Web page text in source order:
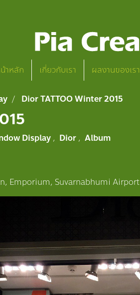
าหลัก เกี่ยวกับเรา ผลงานของเรา
Dior TATTOO Winter 2015
Display, Dior , Album
Emporium, Suvarnabhumi Airport